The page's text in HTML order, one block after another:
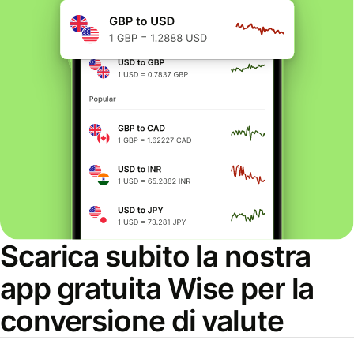
Scarica subito la nostra
app gratuita Wise per la
conversione di valute